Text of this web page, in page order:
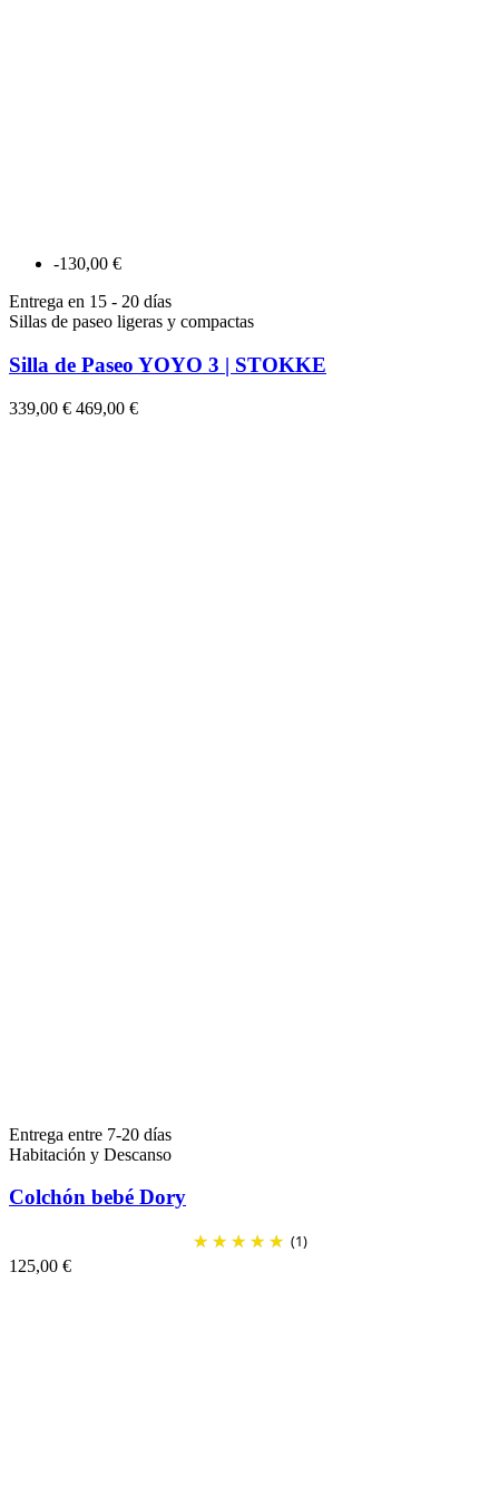
-130,00 €
Entrega en 15 - 20 días
Sillas de paseo ligeras y compactas
Silla de Paseo YOYO 3 | STOKKE
339,00 € 469,00 €
Entrega entre 7-20 días
Habitación y Descanso
Colchón bebé Dory
(1)
125,00 €